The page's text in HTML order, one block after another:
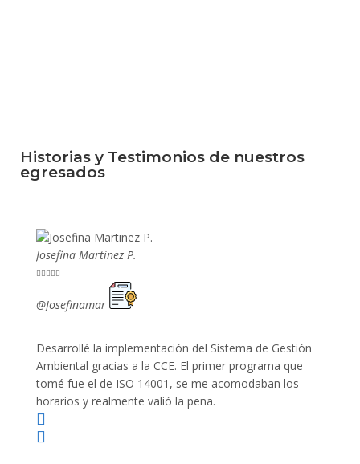
Historias y Testimonios de nuestros
egresados
Josefina Martinez P.

@Josefinamar
Desarrollé la implementación del Sistema de Gestión
Ambiental gracias a la CCE. El primer programa que
tomé fue el de ISO 14001, se me acomodaban los
horarios y realmente valió la pena.